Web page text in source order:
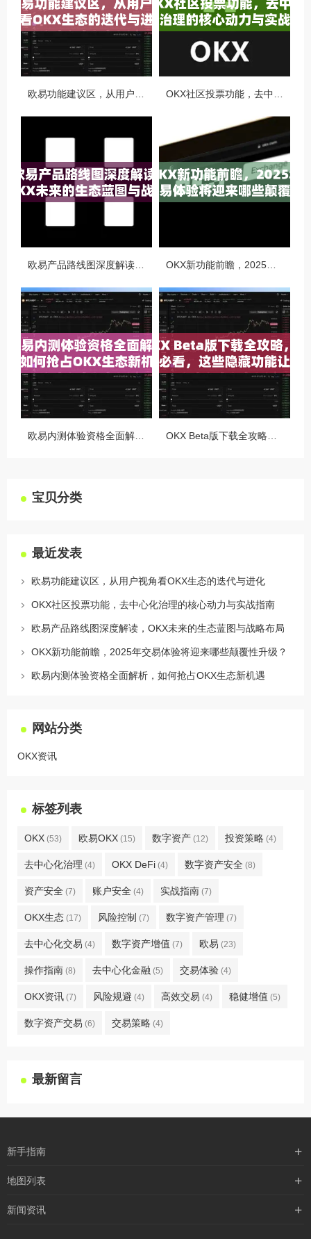
宝贝分类
最近发表
欧易功能建议区，从用户视角看OKX生态的迭代与进化
OKX社区投票功能，去中心化治理的核心动力与实战指南
欧易产品路线图深度解读，OKX未来的生态蓝图与战略布局
OKX新功能前瞻，2025年交易体验将迎来哪些颠覆性升级？
欧易内测体验资格全面解析，如何抢占OKX生态新机遇
网站分类
OKX资讯
标签列表
OKX (53) 欧易OKX (15) 数字资产 (12) 投资策略 (4)
去中心化治理 (4) OKX DeFi (4) 数字资产安全 (8)
资产安全 (7) 账户安全 (4) 实战指南 (7)
OKX生态 (17) 风险控制 (7) 数字资产管理 (7)
去中心化交易 (4) 数字资产增值 (7) 欧易 (23)
操作指南 (8) 去中心化金融 (5) 交易体验 (4)
OKX资讯 (7) 风险规避 (4) 高效交易 (4) 稳健增值 (5)
数字资产交易 (6) 交易策略 (4)
最新留言
新手指南
购买流程
地图列表
最新文章
新闻资讯